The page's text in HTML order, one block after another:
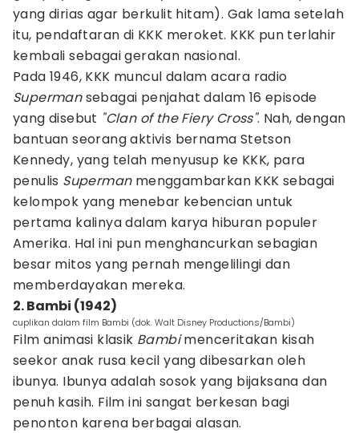
yang dirias agar berkulit hitam). Gak lama setelah
itu, pendaftaran di KKK meroket. KKK pun terlahir
kembali sebagai gerakan nasional.
Pada 1946, KKK muncul dalam acara radio
Supermansebagai penjahat dalam 16 episode
yang disebut "Clan of the Fiery Cross". Nah, dengan
bantuan seorang aktivis bernama Stetson
Kennedy, yang telah menyusup ke KKK, para
penulis Supermanmenggambarkan KKK sebagai
kelompok yang menebar kebencian untuk
pertama kalinya dalam karya hiburan populer
Amerika. Hal ini pun menghancurkan sebagian
besar mitos yang pernah mengelilingi dan
memberdayakan mereka.
2. Bambi (1942)
cuplikan dalam film Bambi (dok. Walt Disney Productions/Bambi)
Film animasi klasik Bambimenceritakan kisah
seekor anak rusa kecil yang dibesarkan oleh
ibunya. Ibunya adalah sosok yang bijaksana dan
penuh kasih. Film ini sangat berkesan bagi
penonton karena berbagai alasan.